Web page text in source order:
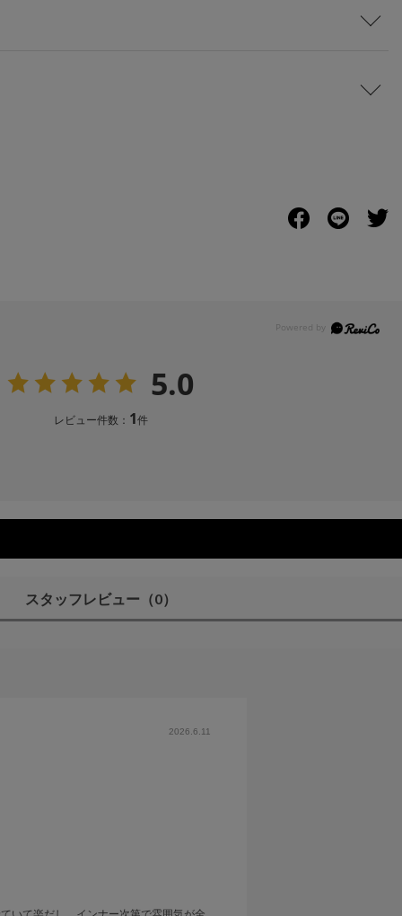
5.0
レビュー件数： 1件
スタッフレビュー （0）
2026.6.11